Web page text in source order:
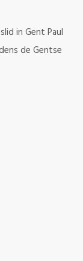
in Gent Paul
de Gentse